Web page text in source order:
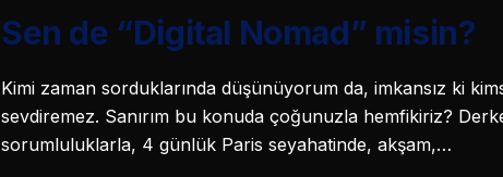
Sen de “Digital Nomad” misin?
Kimi zaman sorduklarında düşünüyorum da, imkansız ki
sevdiremez. Sanırım bu konuda çoğunuzla hemfikiriz?
sorumluluklarla, 4 günlük Paris seyahatinde, akşam,…